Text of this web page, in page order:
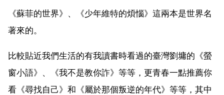
《蘇菲的世界》、《少年維特的煩惱》這兩本是世界名
著來的。
比較貼近我們生活的有我讀書時看過的臺灣劉墉的《螢
窗小語》、《我不是教你詐》等等，更青春一點推薦你
看《尋找自己》和《屬於那個叛逆的年代》等等，其中